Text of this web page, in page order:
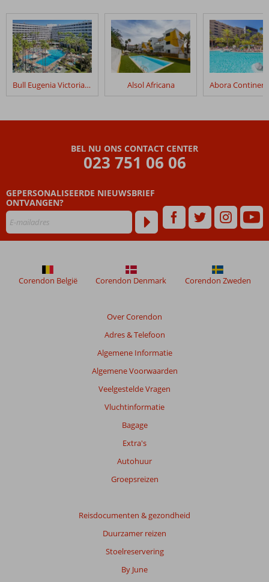
Bull Eugenia Victoria & Spa Alsol Africana
BEL NU ONS CONTACT CENTER
023 751 06 06
GEPERSONALISEERDE NIEUWSBRIEF
ONTVANGEN?
Over Corendon
Adres & Telefoon
Algemene Informatie
Algemene Voorwaarden
Veelgestelde Vragen
Vluchtinformatie
Bagage
Extra's
Autohuur
Groepsreizen
Reisdocumenten & gezondheid
Duurzamer reizen
Stoelreservering
By June
Corendon België Corendon Denmark Corendon Zweden